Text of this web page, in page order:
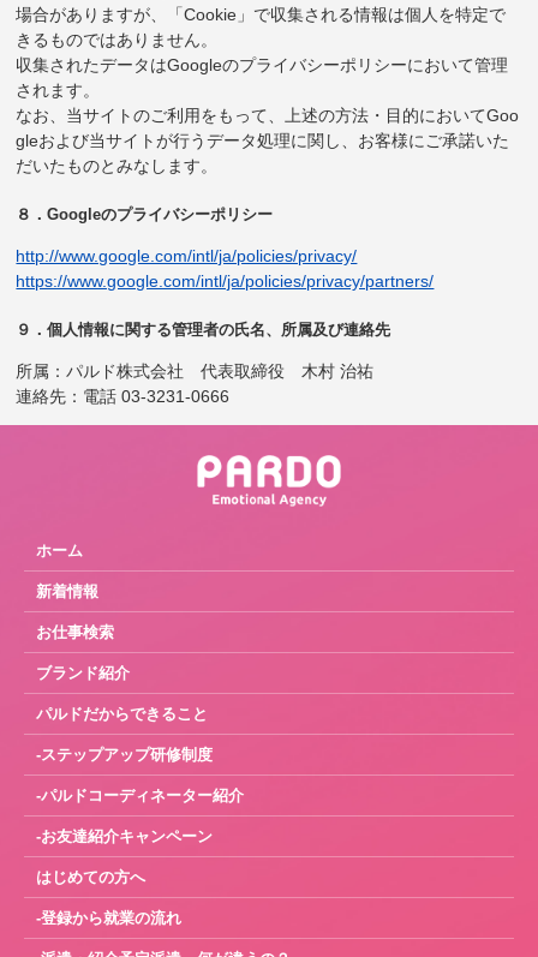
場合がありますが、「Cookie」で収集される情報は個人を特定で
きるものではありません。
収集されたデータはGoogleのプライバシーポリシーにおいて管理
されます。
なお、当サイトのご利用をもって、上述の方法・目的においてGoo
gleおよび当サイトが行うデータ処理に関し、お客様にご承諾いた
だいたものとみなします。
８．Googleのプライバシーポリシー
http://www.google.com/intl/ja/policies/privacy/
https://www.google.com/intl/ja/policies/privacy/partners/
９．個人情報に関する管理者の氏名、所属及び連絡先
所属：パルド株式会社 代表取締役 木村 治祐
連絡先：電話 03-3231-0666
ホーム
新着情報
お仕事検索
ブランド紹介
パルドだからできること
-ステップアップ研修制度
-パルドコーディネーター紹介
-お友達紹介キャンペーン
はじめての方へ
-登録から就業の流れ